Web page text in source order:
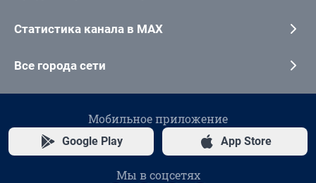
Статистика канала в MAX
Все города сети
Мобильное приложение
Google Play App Store
Мы в соцсетях